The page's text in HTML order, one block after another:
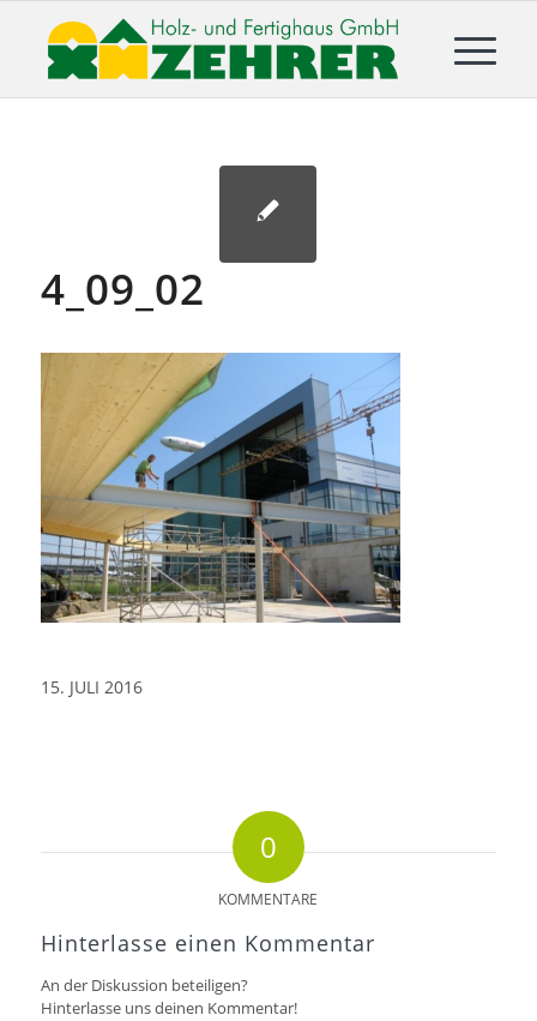
4_09_02
15. JULI 2016
0
KOMMENTARE
Hinterlasse einen Kommentar
An der Diskussion beteiligen?
Hinterlasse uns deinen Kommentar!